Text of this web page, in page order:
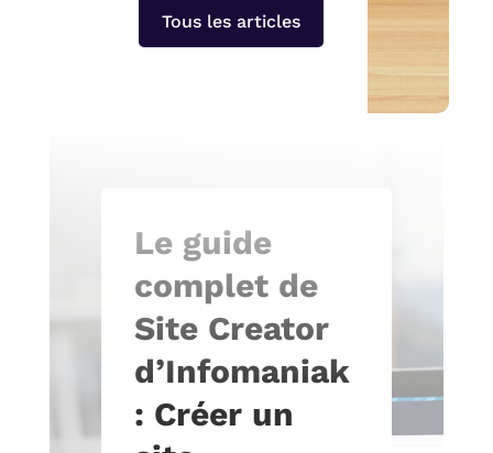
Tous les articles
Le guide
complet de
Site Creator
d’Infomaniak
: Créer un